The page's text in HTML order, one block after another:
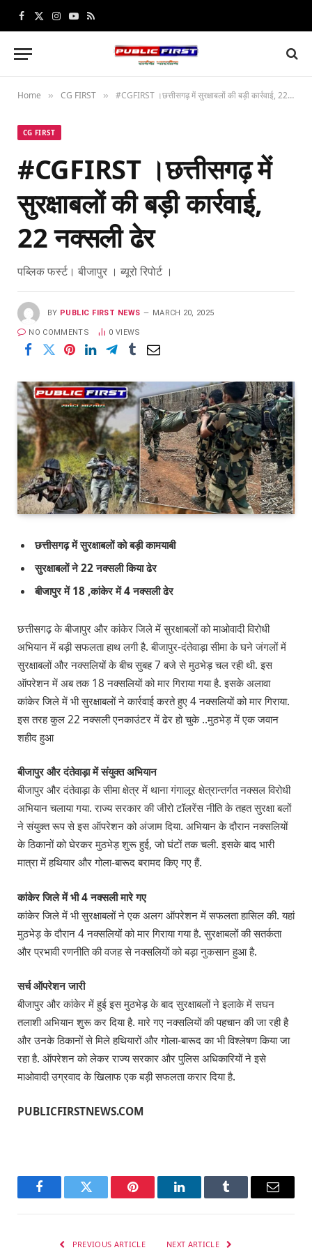
Facebook
X
Instagram
YouTube
RSS
Home » CG FIRST » #CGFIRST ।छत्तीसगढ़ में सुरक्षाबलों की बड़ी कार्रवाई, 22 नक्सली ढेर
CG FIRST
#CGFIRST ।छत्तीसगढ़ में
सुरक्षाबलों की बड़ी कार्रवाई,
22 नक्सली ढेर
पब्लिक फर्स्ट। बीजापुर । ब्‍यूरो रिपोर्ट ।
BY PUBLIC FIRST NEWS MARCH 20, 2025
NO COMMENTS 0 VIEWS
छत्तीसगढ़ में सुरक्षाबलों को बड़ी कामयाबी
सुरक्षाबलों ने 22 नक्सली किया ढेर
बीजापुर में 18 ,कांकेर में 4 नक्सली ढेर
छत्तीसगढ़ के बीजापुर और कांकेर जिले में सुरक्षाबलों को माओवादी विरोधी
अभियान में बड़ी सफलता हाथ लगी है. बीजापुर-दंतेवाड़ा सीमा के घने जंगलों में
सुरक्षाबलों और नक्सलियों के बीच सुबह 7 बजे से मुठभेड़ चल रही थी. इस
ऑपरेशन में अब तक 18 नक्सलियों को मार गिराया गया है. इसके अलावा
कांकेर जिले में भी सुरक्षाबलों ने कार्रवाई करते हुए 4 नक्सलियों को मार गिराया.
इस तरह कुल 22 नक्सली एनकाउंटर में ढेर हो चुके ..मुठभेड़ में एक जवान
शहीद हुआ
बीजापुर और दंतेवाड़ा में संयुक्त अभियान
बीजापुर और दंतेवाड़ा के सीमा क्षेत्र में थाना गंगालूर क्षेत्रान्तर्गत नक्सल विरोधी
अभियान चलाया गया. राज्य सरकार की जीरो टॉलरेंस नीति के तहत सुरक्षा बलों
ने संयुक्त रूप से इस ऑपरेशन को अंजाम दिया. अभियान के दौरान नक्सलियों
के ठिकानों को घेरकर मुठभेड़ शुरू हुई, जो घंटों तक चली. इसके बाद भारी
मात्रा में हथियार और गोला-बारूद बरामद किए गए हैं.
कांकेर जिले में भी 4 नक्सली मारे गए
कांकेर जिले में भी सुरक्षाबलों ने एक अलग ऑपरेशन में सफलता हासिल की. यहां
मुठभेड़ के दौरान 4 नक्सलियों को मार गिराया गया है. सुरक्षाबलों की सतर्कता
और प्रभावी रणनीति की वजह से नक्सलियों को बड़ा नुकसान हुआ है.
सर्च ऑपरेशन जारी
बीजापुर और कांकेर में हुई इस मुठभेड़ के बाद सुरक्षाबलों ने इलाके में सघन
तलाशी अभियान शुरू कर दिया है. मारे गए नक्सलियों की पहचान की जा रही है
और उनके ठिकानों से मिले हथियारों और गोला-बारूद का भी विश्लेषण किया जा
रहा है. ऑपरेशन को लेकर राज्य सरकार और पुलिस अधिकारियों ने इसे
माओवादी उग्रवाद के खिलाफ एक बड़ी सफलता करार दिया है.
PUBLICFIRSTNEWS.COM
FacebookTwitter Pinterest LinkedInTumblr Email
PREVIOUS ARTICLE NEXT ARTICLE